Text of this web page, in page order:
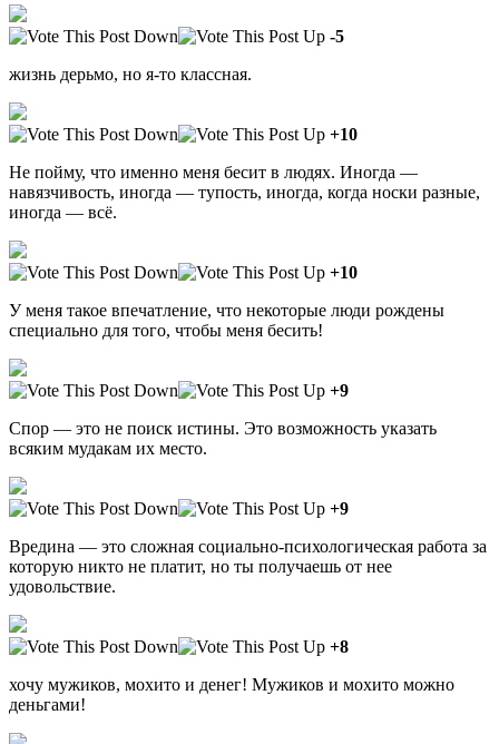
-5
жизнь дерьмо, но я-то классная.
+10
Не пойму, что именно меня бесит в людях. Иногда —
навязчивость, иногда — тупость, иногда, когда носки разные,
иногда — всё.
+10
У меня такое впечатление, что некоторые люди рождены
специально для того, чтобы меня бесить!
+9
Спор — это не поиск истины. Это возможность указать
всяким мудакам их место.
+9
Вредина — это сложная социально-психологическая работа за
которую никто не платит, но ты получаешь от нее
удовольствие.
+8
хочу мужиков, мохито и денег! Мужиков и мохито можно
деньгами!